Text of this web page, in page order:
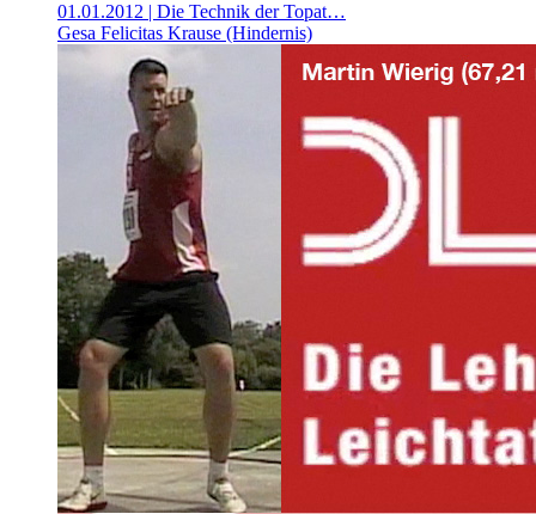
01.01.2012 | Die Technik der Topat…
Gesa Felicitas Krause (Hindernis)